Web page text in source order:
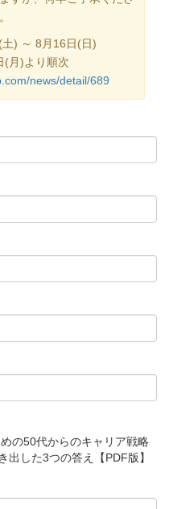
) ～ 8月16日(日)
)より順次
news/detail/689
の50代からのキャリア戦略
出した3つの答え【PDF版】